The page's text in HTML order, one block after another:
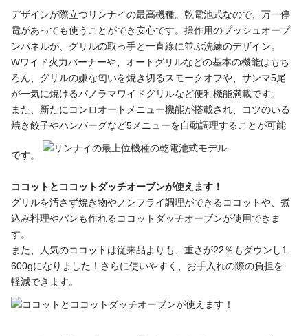
デザインが際立つリンナイの最高機種。乾電池式なので、万一停
電があっても使うことができ安心です。操作用のプッシュオープ
ンパネルが、グリルの取っ手と一直線に並ぶ洗練のデザイン。
Wワイド火力バーナーや、オートグリルなどの基本の機能はもち
ろん、グリルの嫌な匂いを焼き切るスモークオフや、サンマ5尾
が一気に焼けるパノラマワイドグリルなど便利機能満載です。
また、新たにコンロオートメニュー機能が搭載され、コツのいる
焼き餃子やハンバーグなど5メニューを自動調理することが可能
です。
ココットとココットダッチオーブンが使えます！
グリルを汚さず焼き物やノンフライ調理ができるココットや、煮
込み料理やパンも作れるココットダッチオーブンが使用できま
す。
また、人気のココットは従来品よりも、重さが22％もダウンし1
600gになりました！さらに使いやすく、お手入れの際の負担を
軽減できます。